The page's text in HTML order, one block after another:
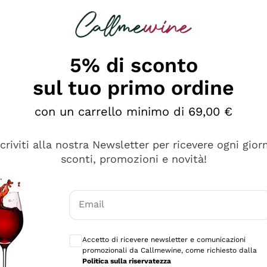
è male ma secondo me ci sono alternative che
5% di sconto
sul tuo primo ordine
con un carrello minimo di 69,00 €
alla nostra Newsletter per ricevere ogni
sconti, promozioni e novità!
Email
Accetto di ricevere newsletter e comunicazioni
promozionali da Callmewine, come richiesto dalla
Politica sulla riservatezza